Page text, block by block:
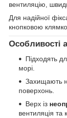
вентиляцію,
Для надійної
кнопковою
Особливості
Підходять
морі.
Захищають
поверхонь.
Верх із
вентиляція та